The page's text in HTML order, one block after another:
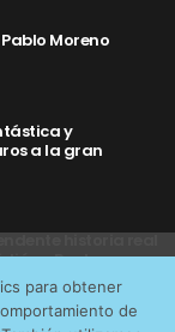
Pablo Moreno
y
a la gran
historia real
en Rocky
para obtener
de
que